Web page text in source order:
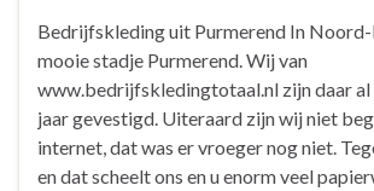
Bedrijfskleding uit Purmerend In
mooie stadje Purmerend. Wij van
www.bedrijfskledingtotaal.nl zijn daar al
jaar gevestigd. Uiteraard zijn wij niet
internet, dat was er vroeger nog niet.
en dat scheelt ons en u enorm veel